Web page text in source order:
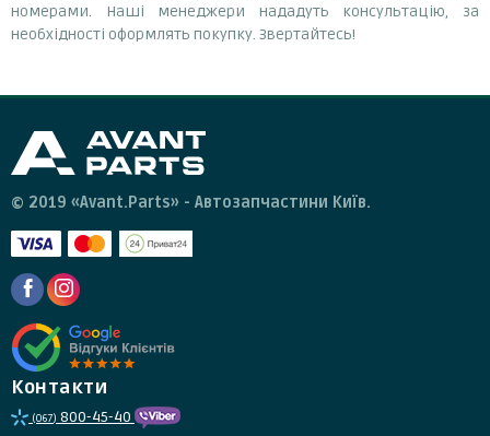
номерами. Наші менеджери нададуть консультацію, за
необхідності оформлять покупку. Звертайтесь!
© 2019 «Avant.Parts» - Автозапчастини Київ.
Контакти
(067) 800-45-40